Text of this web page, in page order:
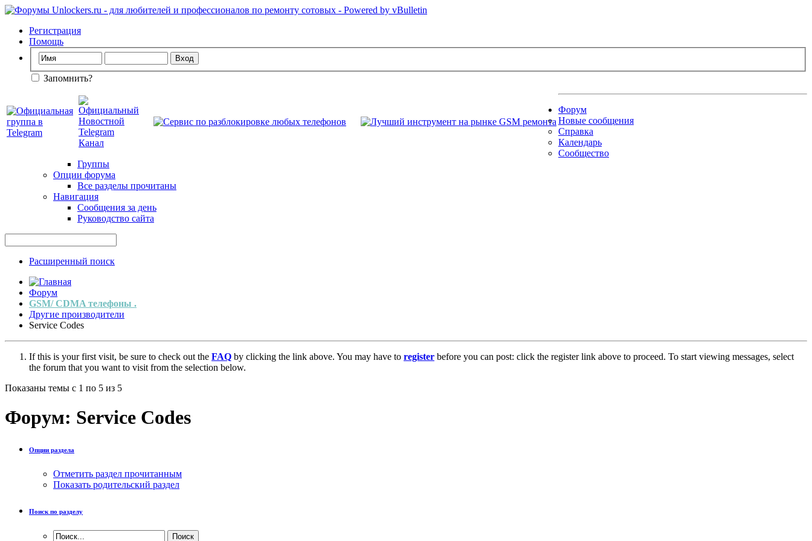
Регистрация
Помощь
Запомнить?
Форум
Новые сообщения
Справка
Календарь
Сообщество
Группы
Опции форума
Все разделы прочитаны
Навигация
Сообщения за день
Руководство сайта
Расширенный поиск
Форум
GSM/ CDMA телефоны .
Другие производители
Service Codes
If this is your first visit, be sure to check out the FAQ by clicking the link above. You may have to register before you can post: click the register link above to proceed. To start viewing messages, select
the forum that you want to visit from the selection below.
Показаны темы с 1 по 5 из 5
Форум: Service Codes
Опции раздела
Отметить раздел прочитанным
Показать родительский раздел
Поиск по разделу